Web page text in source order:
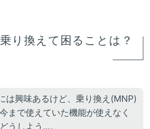
り換えて困ることは？
は興味あるけど、乗り換え(MNP)
まで使えていた機能が使えなく
うしよう…。